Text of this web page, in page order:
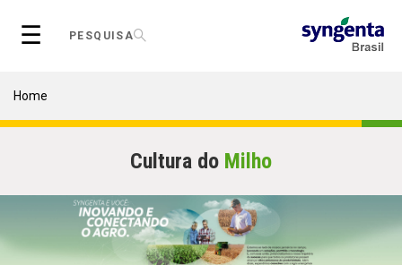
☰ PESQUISA
Breadcrumb
Home
Cultura do Milho